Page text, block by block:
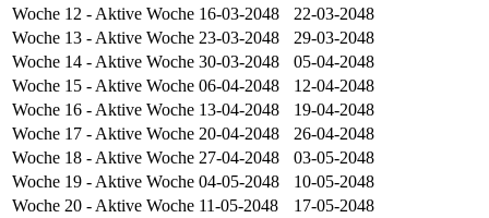
Woche 12 - Aktive Woche 16-03-2048
22-03-2048
Woche 13 - Aktive Woche 23-03-2048
29-03-2048
Woche 14 - Aktive Woche 30-03-2048
05-04-2048
Woche 15 - Aktive Woche 06-04-2048
12-04-2048
Woche 16 - Aktive Woche 13-04-2048
19-04-2048
Woche 17 - Aktive Woche 20-04-2048
26-04-2048
Woche 18 - Aktive Woche 27-04-2048
03-05-2048
Woche 19 - Aktive Woche 04-05-2048
10-05-2048
Woche 20 - Aktive Woche 11-05-2048
17-05-2048